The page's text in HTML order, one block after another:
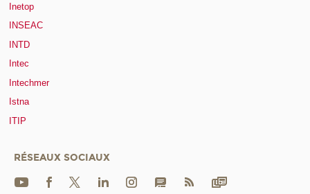
Inetop
INSEAC
INTD
Intec
Intechmer
Istna
ITIP
RÉSEAUX SOCIAUX